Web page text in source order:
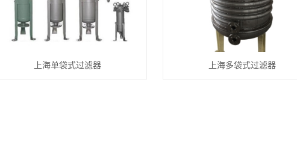
上海单袋式过滤器 上海多袋式过滤器